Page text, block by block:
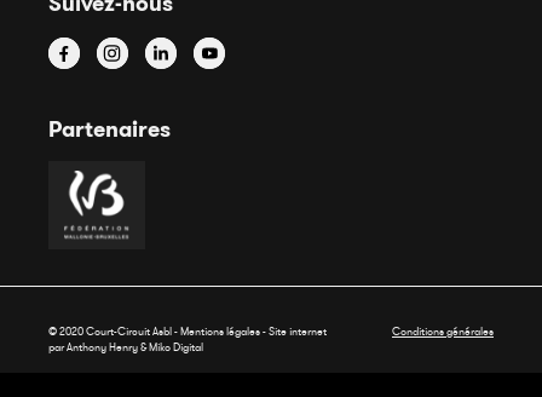
Partenaires
© 2020 Court-Circuit Asbl - Mentions légales - Site internet
par Anthony Henry &Miko Digital
Conditions générales